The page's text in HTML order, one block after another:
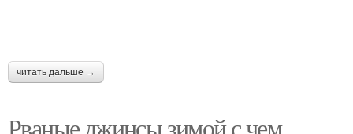
читать дальше →
Рваные джинсы зимой с чем